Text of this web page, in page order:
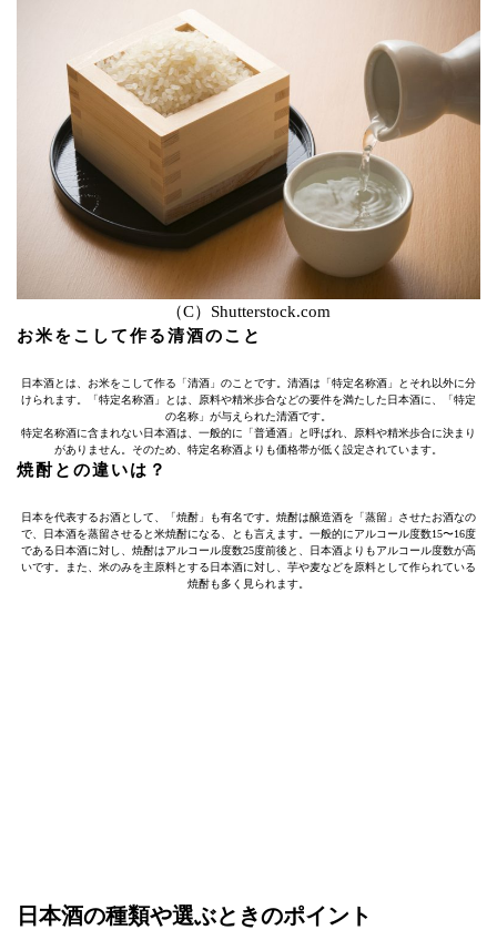
（C）Shutterstock.com
お米をこして作る清酒のこと
日本酒とは、お米をこして作る「清酒」のことです。清酒は「特定名称酒」とそれ以外に分
けられます。「特定名称酒」とは、原料や精米歩合などの要件を満たした日本酒に、「特定
の名称」が与えられた清酒です。
特定名称酒に含まれない日本酒は、一般的に「普通酒」と呼ばれ、原料や精米歩合に決まり
がありません。そのため、特定名称酒よりも価格帯が低く設定されています。
焼酎との違いは？
日本を代表するお酒として、「焼酎」も有名です。焼酎は醸造酒を「蒸留」させたお酒なの
で、日本酒を蒸留させると米焼酎になる、とも言えます。一般的にアルコール度数15〜16度
である日本酒に対し、焼酎はアルコール度数25度前後と、日本酒よりもアルコール度数が高
いです。また、米のみを主原料とする日本酒に対し、芋や麦などを原料として作られている
焼酎も多く見られます。
日本酒の種類や選ぶときのポイント